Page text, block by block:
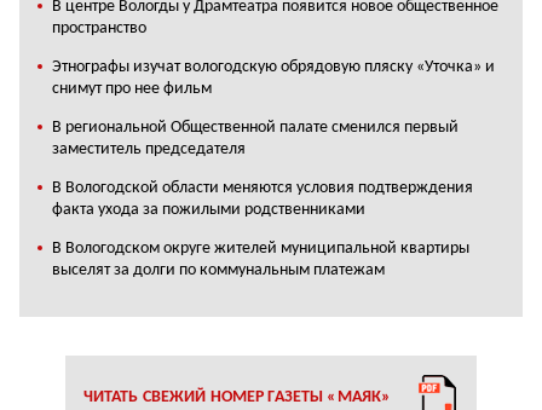
В центре Вологды у Драмтеатра появится новое общественное
пространство
Этнографы изучат вологодскую обрядовую пляску «Уточка» и
снимут про нее фильм
В региональной Общественной палате сменился первый
заместитель председателя
В Вологодской области меняются условия подтверждения
факта ухода за пожилыми родственниками
В Вологодском округе жителей муниципальной квартиры
выселят за долги по коммунальным платежам
ЧИТАТЬ СВЕЖИЙ НОМЕР ГАЗЕТЫ «МАЯК»